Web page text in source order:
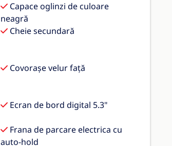
Capace oglinzi de culoare
neagră
Cheie secundară
Covorașe velur față
Ecran de bord digital 5.3"
Frana de parcare electrica cu
auto-hold